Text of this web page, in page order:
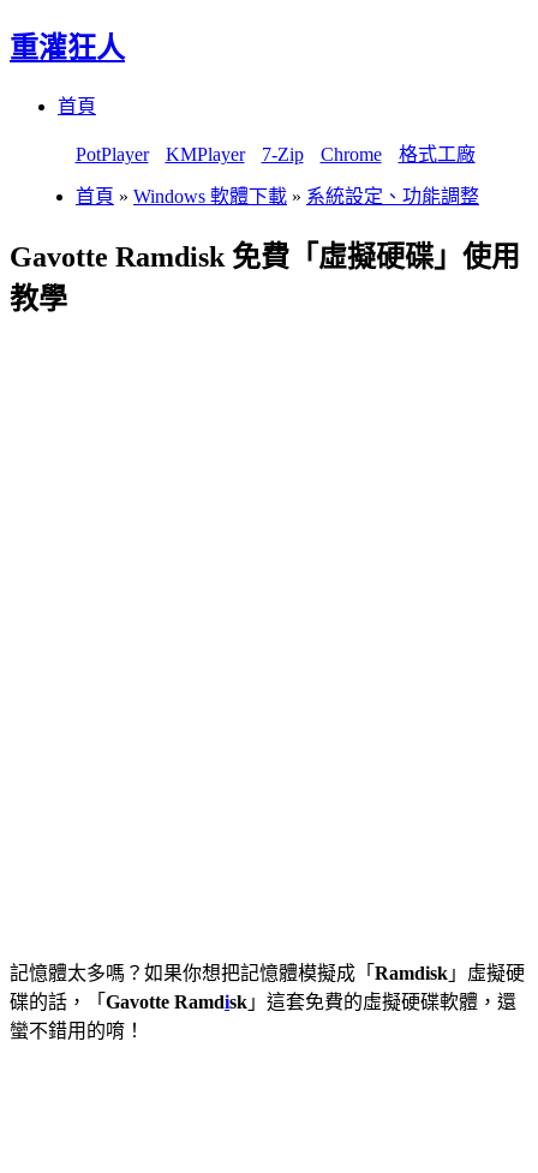
重灌狂人
首頁
PotPlayer KMPlayer 7-Zip Chrome 格式工廠
首頁 » Windows 軟體下載 » 系統設定、功能調整
Gavotte Ramdisk 免費「虛擬硬碟」使用
教學
記憶體太多嗎？如果你想把記憶體模擬成「 Ramdisk 」虛擬硬
碟的話，「 Gavotte Ramdisk 」這套免費的虛擬硬碟軟體，還
蠻不錯用的唷！